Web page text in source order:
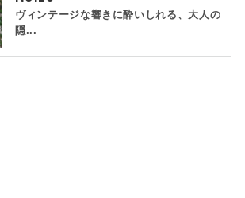
ヴィンテージな響きに酔いしれる、大人の
隠...